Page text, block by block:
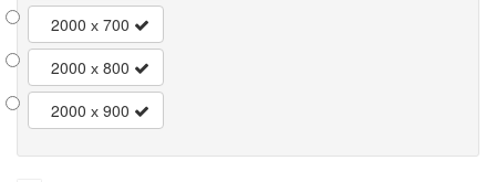
2000 х 700
2000 х 800
2000 х 900